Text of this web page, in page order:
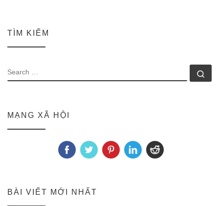
TÌM KIẾM
SEARCH
MẠNG XÃ HỘI
BÀI VIẾT MỚI NHẤT